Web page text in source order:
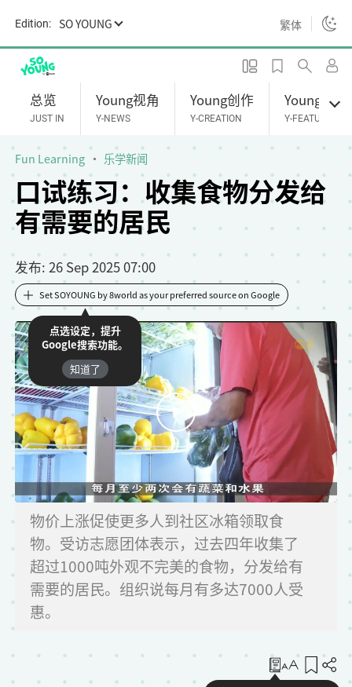
i
Edition: SO YOUNG 繁体
总览
JUST IN
Young视角
Y-NEWS
Young创作
Y-CREATION
Young专题
Y-FEATURES
口试练习：收集食物分发给
有需要的居民
Fun Learning 乐学新闻
发布: 26 Sep 2025 07:00
Set SOYOUNG by 8world as your preferred source on Google
点选设定，提升
Google搜索功能。
知道了
物价上涨促使更多人到社区冰箱领取食
物。受访志愿团体表示，过去四年收集了
超过1000吨外观不完美的食物，分发给有
需要的居民。组织说每月有多达7000人受
惠。
收藏